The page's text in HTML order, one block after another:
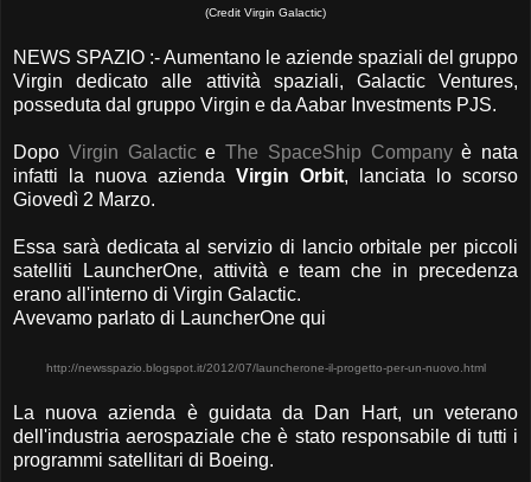
(Credit Virgin Galactic)
NEWS SPAZIO :- Aumentano le aziende spaziali del gruppo
Virgin dedicato alle attività spaziali, Galactic Ventures,
posseduta dal gruppo Virgin e da Aabar Investments PJS.
Dopo Virgin Galactice The SpaceShip Companyè nata
infatti la nuova azienda Virgin Orbit, lanciata lo scorso
Giovedì 2 Marzo.
Essa sarà dedicata al servizio di lancio orbitale per piccoli
satelliti LauncherOne, attività e team che in precedenza
erano all'interno di Virgin Galactic.
Avevamo parlato di LauncherOne qui
http://newsspazio.blogspot.it/2012/07/launcherone-il-progetto-per-un-nuovo.html
La nuova azienda è guidata da Dan Hart, un veterano
dell'industria aerospaziale che è stato responsabile di tutti i
programmi satellitari di Boeing.